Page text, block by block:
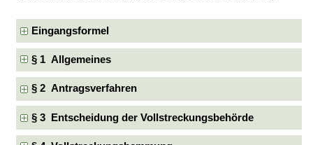
Eingangsformel
§ 1 Allgemeines
§ 2 Antragsverfahren
§ 3 Entscheidung der Vollstreckungsbehörde